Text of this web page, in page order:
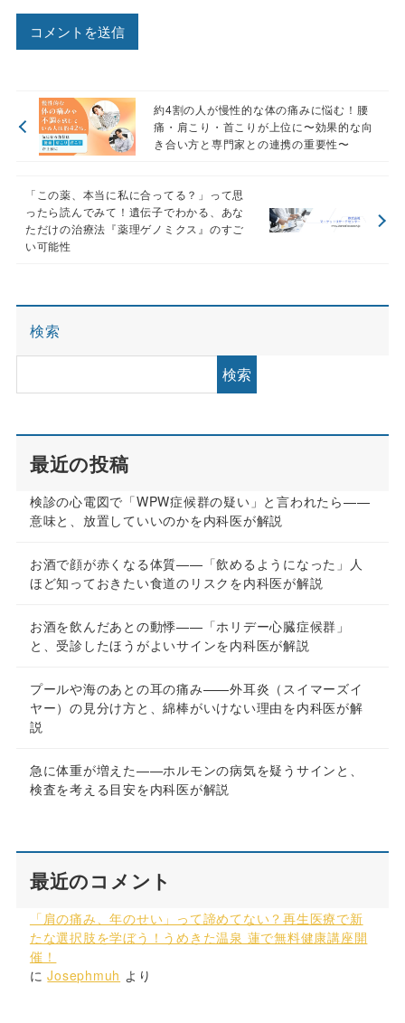
約4割の人が慢性的な体の痛みに悩む！腰
痛・肩こり・首こりが上位に〜効果的な向
き合い方と専門家との連携の重要性〜
「この薬、本当に私に合ってる？」って思
ったら読んでみて！遺伝子でわかる、あな
ただけの治療法『薬理ゲノミクス』のすご
い可能性
検索
検索
最近の投稿
検診の心電図で「WPW症候群の疑い」と言われたら——
意味と、放置していいのかを内科医が解説
お酒で顔が赤くなる体質——「飲めるようになった」人
ほど知っておきたい食道のリスクを内科医が解説
お酒を飲んだあとの動悸——「ホリデー心臓症候群」
と、受診したほうがよいサインを内科医が解説
プールや海のあとの耳の痛み——外耳炎（スイマーズイ
ヤー）の見分け方と、綿棒がいけない理由を内科医が解
説
急に体重が増えた——ホルモンの病気を疑うサインと、
検査を考える目安を内科医が解説
最近のコメント
「肩の痛み、年のせい」って諦めてない？再生医療で新
たな選択肢を学ぼう！うめきた温泉 蓮で無料健康講座開
催！
にJosephmuh より